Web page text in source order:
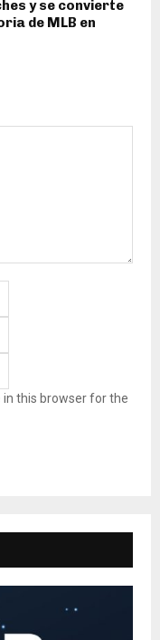
y se convierte
de MLB en
in this browser for the